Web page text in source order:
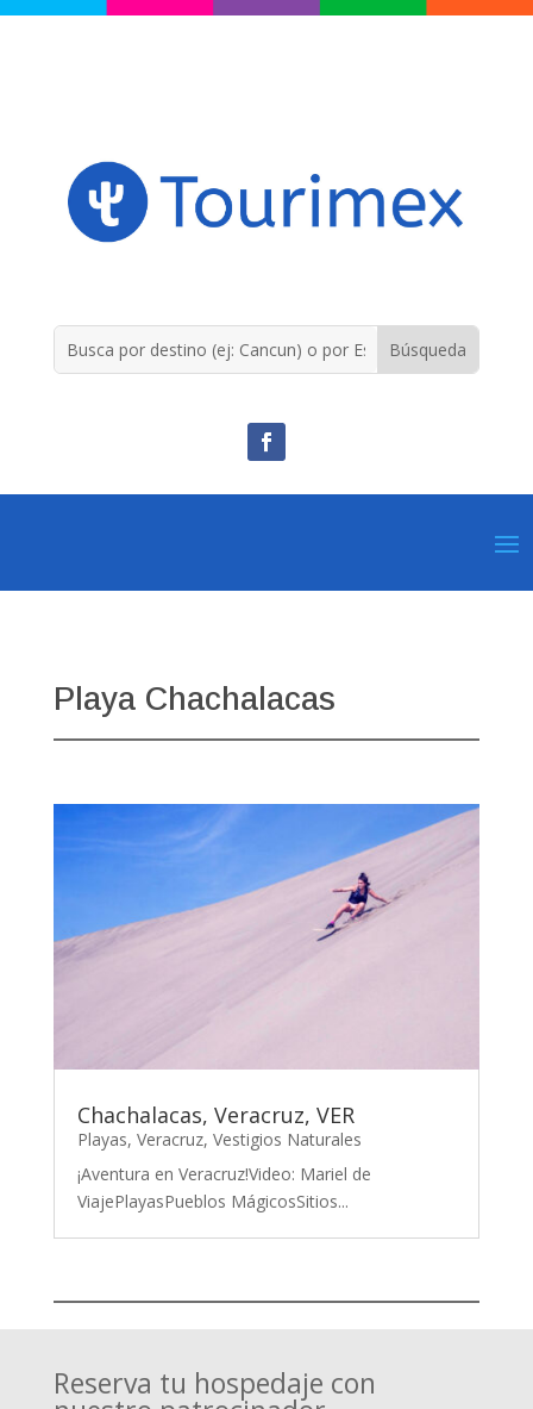
Playa Chachalacas
Chachalacas, Veracruz, VER
Playas, Veracruz, Vestigios Naturales
¡Aventura en Veracruz!Video: Mariel de
ViajePlayasPueblos MágicosSitios...
Reserva tu hospedaje con